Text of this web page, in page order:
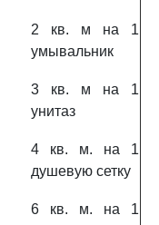
2 кв. м на 1
умывальник
3 кв. м на 1
унитаз
4 кв. м. на 1
душевую сетку
6 кв. м. на 1